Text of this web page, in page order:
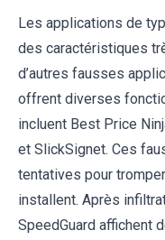
Les applications de
des caractéristiques
d’autres fausses
offrent diverses
incluent Best Price
et SlickSignet. Ces
tentatives pour
installent. Après
SpeedGuard affichent